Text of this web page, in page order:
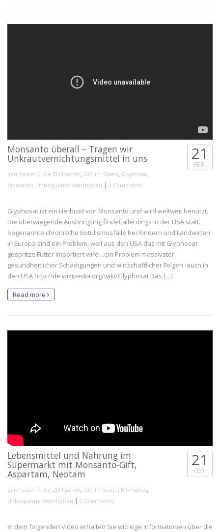
Monsanto überall – Tragen wir
Unkrautvernichtungsmittel in uns
panmaster | Die Zivilisation, Gift im Essen, Glyphosat,
Monsanto, Unbequeme Wahrheiten | 0 Comments
21
FEB.
Glyphosat ist ein Herbizid von Monsanto und wird weltweit benutzt.
Die überwiegende Ausbringung findet allerdings in der USA statt.
Sogenannte chronische Botulismusfälle bei Rindern und Landwirten
in Europa sind ein Problem, weil aus den USA das mit Glyphosat
gespritze Futter importiert wird…ein Problem massivster
gesundheitlicher Schädigungen und wirtschaftlicher Folgen -auch in
den USA http://de.wikipedia.org/wiki/Glyphosat Das […]
Read more
Lebensmittel und Nahrung im
Supermarkt mit Monsanto-Gift,
Aspartam, Neotam
panmaster | Die Zivilisation, Gift im Essen, Monsanto,
Unbequeme Wahrheiten | 0 Comments
21
FEB.
In dem folgenden Video erhalten Sie wichtige Informationen über die